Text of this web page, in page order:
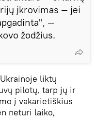
įkrovimas — jei
—
žodžius.
liktų
pilotų, tarp jų ir
į vakarietiškius
neturi laiko,